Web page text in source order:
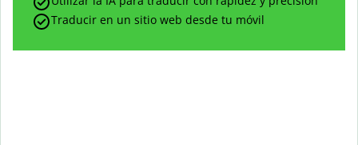
Traducir en un sitio web desde tu móvil